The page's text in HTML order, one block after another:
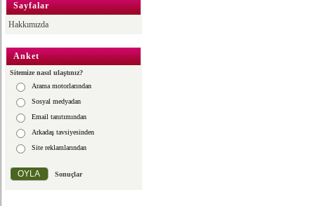
Sayfalar
Hakkımızda
Anket
Sitemize nasıl ulaştınız?
Arama motorlarından
Sosyal medyadan
Email tanıtımından
Arkadaş tavsiyesinden
Site reklamlarından
Sonuçlar